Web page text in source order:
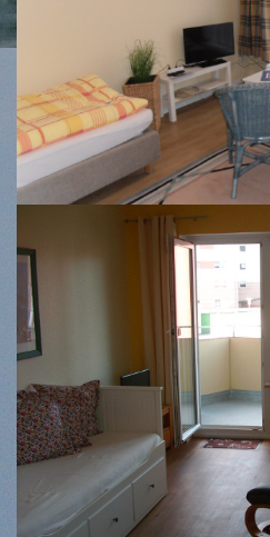
Schönkirchen